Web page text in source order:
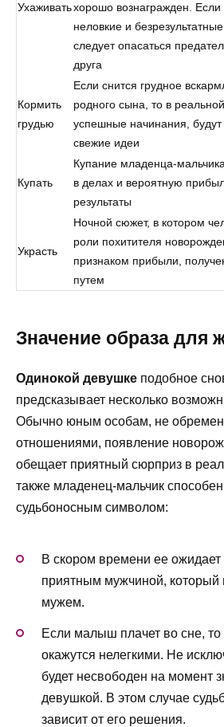
Ухаживатьхорошо вознагражден.
неловкие и
следует опасаться
друга
Кормить
грудью
Если снится грудное
родного сына, то в
успешные начинания,
свежие идеи
Купать
Купание младенца-
в делах и вероятную
результаты
Украсть
Ночной сюжет, в котором
роли похитителя
признаком прибыли,
путем
Значение образа для
Одинокой девушке подобное
предсказывает несколько
Обычно юным особам, не
отношениями, появление
обещает приятный сюрприз в
также младенец-мальчик способен
судьбоносным символом:
В скором времени ее ожидает
приятным мужчиной, который
мужем.
Если малыш плачет во сне,
окажутся нелегкими. Не
будет несвободен на момент
девушкой. В этом случае
зависит от его решения.